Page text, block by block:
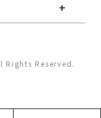
Rights Reserved.